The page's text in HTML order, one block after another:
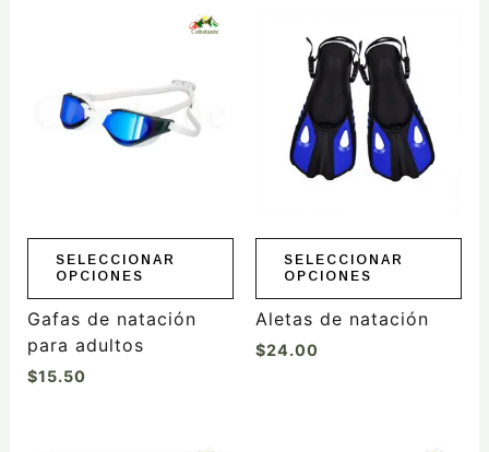
SELECCIONAR
OPCIONES
múltiples
variantes.
elegir
la
página
de
producto
Gafas de natación
para adultos
$15.50
SELECCIONAR
OPCIONES
producto
múltiples
variantes.
opciones
elegir
la
de
Aletas de natación
$24.00